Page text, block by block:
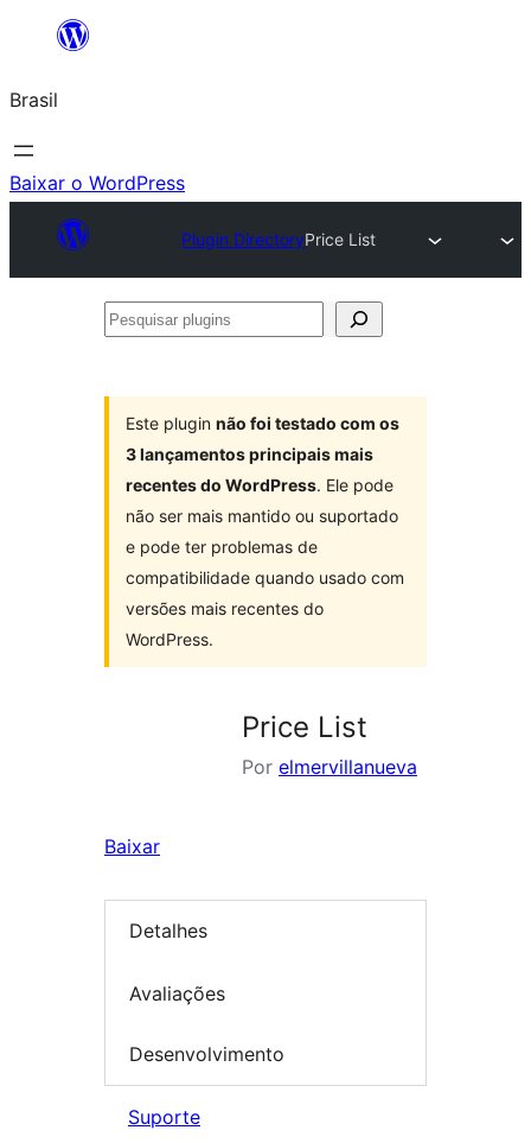
o
conteúdo
Brasil
Baixar o WordPress
Plugin DirectoryPrice List
Pesquisar
Este plugin não foi testado com os
3 lançamentos principais mais
recentes do WordPress. Ele pode
não ser mais mantido ou suportado
e pode ter problemas de
compatibilidade quando usado com
versões mais recentes do
WordPress.
Price List
Por elmervillanueva
Baixar
Detalhes
Avaliações
Desenvolvimento
Suporte